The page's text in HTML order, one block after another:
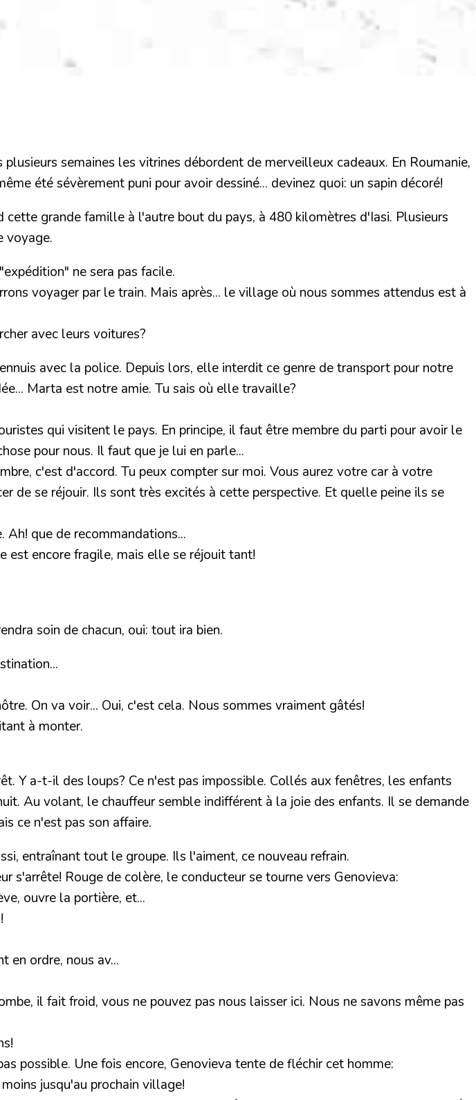
semaines les vitrines débordent de merveilleux cadeaux. En Roumanie,
été sévèrement puni pour avoir dessiné... devinez quoi: un sapin décoré!
grande famille à l'autre bout du pays, à 480 kilomètres d'Iasi. Plusieurs
voyage.
ne sera pas facile.
voyager par le train. Mais après... le village où nous sommes attendus est à
avec leurs voitures?
avec la police. Depuis lors, elle interdit ce genre de transport pour notre
Marta est notre amie. Tu sais où elle travaille?
qui visitent le pays. En principe, il faut être membre du parti pour avoir le
pour nous. Il faut que je lui en parle...
c'est d'accord. Tu peux compter sur moi. Vous aurez votre car à votre
de se réjouir. Ils sont très excités à cette perspective. Et quelle peine ils se
que de recommandations...
est encore fragile, mais elle se réjouit tant!
soin de chacun, oui: tout ira bien.
On va voir... Oui, c'est cela. Nous sommes vraiment gâtés!
à monter.
Y a-t-il des loups? Ce n'est pas impossible. Collés aux fenêtres, les enfants
Au volant, le chauffeur semble indifférent à la joie des enfants. Il se demande
ce n'est pas son affaire.
entraînant tout le groupe. Ils l'aiment, ce nouveau refrain.
s'arrête! Rouge de colère, le conducteur se tourne vers Genovieva:
ouvre la portière, et...
en ordre, nous av...
il fait froid, vous ne pouvez pas nous laisser ici. Nous ne savons même pas
possible. Une fois encore, Genovieva tente de fléchir cet homme:
jusqu'au prochain village!